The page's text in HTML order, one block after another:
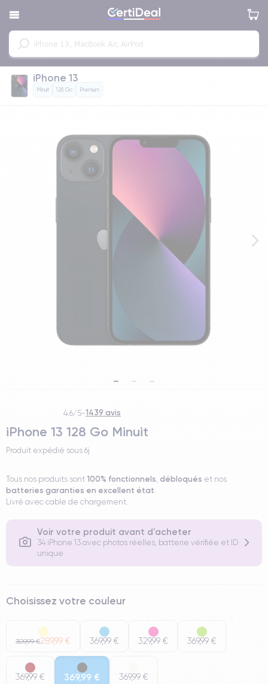
iPhone 13
Minuit 128 Go Premium
4.6/5-1439 avis
iPhone 13 128 Go Minuit
Produit expédié sous 6j
Tous nos produits sont 100% fonctionnels, débloqués et nos
batteries garanties en excellent état.
Livré avec cable de chargement.
Voir votre produit avant d'acheter
34 iPhone 13 avec photos réelles, batterie vérifiée et ID
unique
Choisissez votre couleur
309,99 €289,99 € 369,99 € 329,99 € 369,99 €
369,99 € 369,99 € 369,99 €